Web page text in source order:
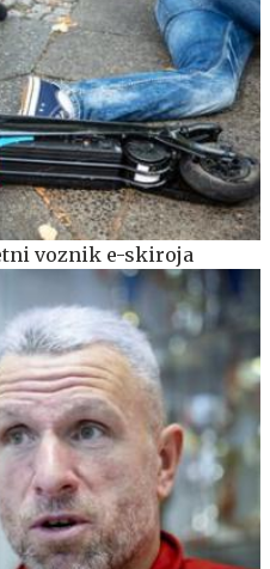
voznik e-skiroja